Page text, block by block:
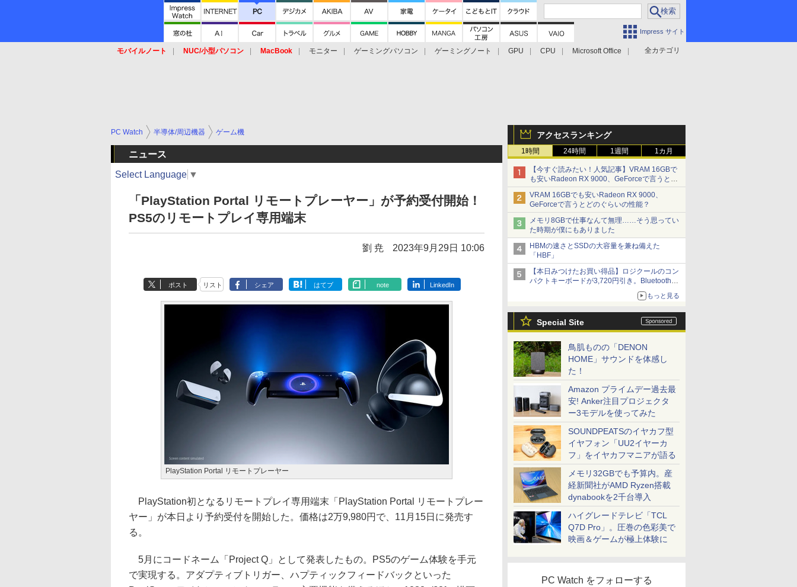
Impress サイト
全カテゴリ
モバイルノート NUC/小型パソコン MacBook モニター ゲーミングパソコン ゲーミングノート GPU CPU
Microsoft Office
アクセスランキング
1時間 24時間 1週間 1カ月
【今すぐ読みたい！人気記事】VRAM 16GBで
も安いRadeon RX 9000、GeForceで言うとど
のぐらいの性能？ - PC Watch
VRAM 16GBでも安いRadeon RX 9000、
GeForceで言うとどのぐらいの性能？
メモリ8GBで仕事なんて無理……そう思ってい
た時期が僕にもありました
HBMの速さとSSDの大容量を兼ね備えた
「HBF」
【本日みつけたお買い得品】ロジクールのコン
パクトキーボードが3,720円引き。Bluetoothで3
もっと見る
Special Site
鳥肌ものの「DENON
HOME」サウンドを体感し
た！
Amazon プライムデー過去最
安! Anker注目プロジェクタ
ー3モデルを使ってみた
SOUNDPEATSのイヤカフ型
イヤフォン「UU2イヤーカ
フ」をイヤカフマニアが語る
メモリ32GBでも予算内。産
経新聞社がAMD Ryzen搭載
dynabookを2千台導入
ハイグレードテレビ「TCL
Q7D Pro」。圧巻の色彩美で
映画＆ゲームが極上体験に
PC Watch をフォローする
PC Watch 半導体/周辺機器 ゲーム機
ニュース
Select Language ▼
「PlayStation Portal リモートプレーヤー」が予約受付開始！
PS5のリモートプレイ専用端末
劉 尭 2023年9月29日 10:06
ポスト リスト シェア はてブ note LinkedIn
PlayStation Portal リモートプレーヤー
PlayStation初となるリモートプレイ専用端末「PlayStation Portal リモートプレー
ヤー」が本日より予約受付を開始した。価格は2万9,980円で、11月15日に発売す
る。
5月にコードネーム「Project Q」として発表したもの。PS5のゲーム体験を手元
で実現する。アダプティブトリガー、ハプティックフィードバックといった